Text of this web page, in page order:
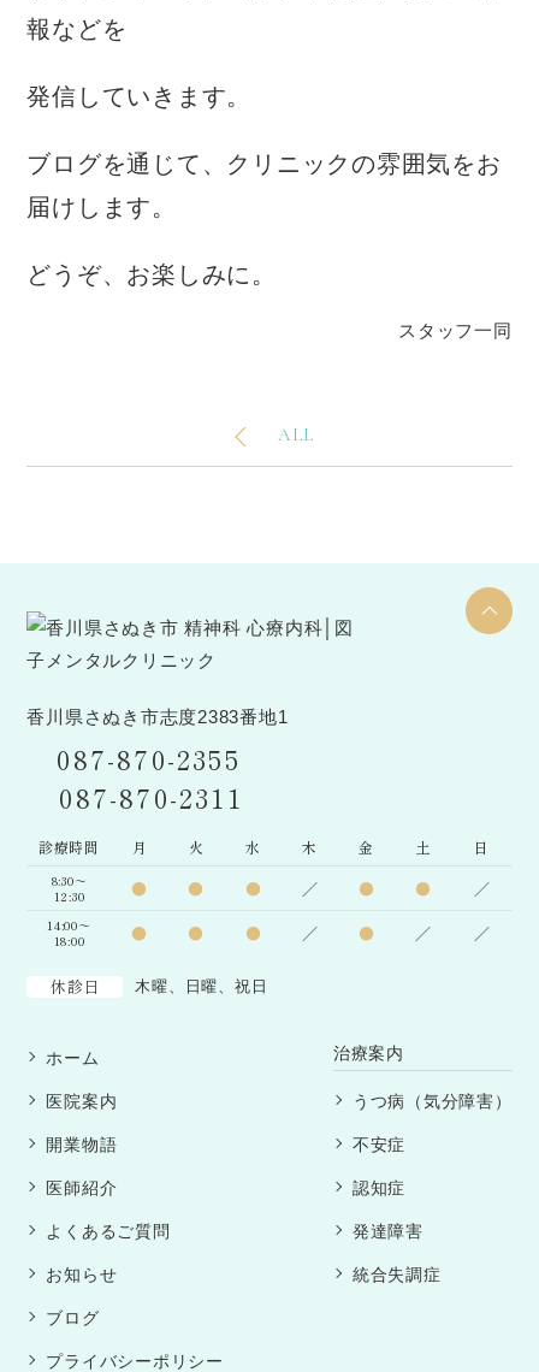
報などを
発信していきます。
ブログを通じて、クリニックの雰囲気をお
届けします。
どうぞ、お楽しみに。
スタッフ一同
ALL
香川県さぬき市志度2383番地1
087-870-2355
087-870-2311
診療時間 月 火 水 木 金 土 日
8:30～
12:30
● ● ● ／ ● ● ／
14:00～
18:00
● ● ● ／ ● ／ ／
休診日 木曜、日曜、祝日
ホーム
医院案内
開業物語
医師紹介
よくあるご質問
お知らせ
ブログ
プライバシーポリシー
治療案内
うつ病（気分障害）
不安症
認知症
発達障害
統合失調症